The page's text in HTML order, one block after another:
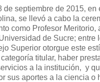
de septiembre de 2015, en
se llevó a cabo la
como Profesor Meritorio,
de Sucre; entre
Superior otorgue este
titular, haber
a la institución, y
sus aportes a la ciencia o